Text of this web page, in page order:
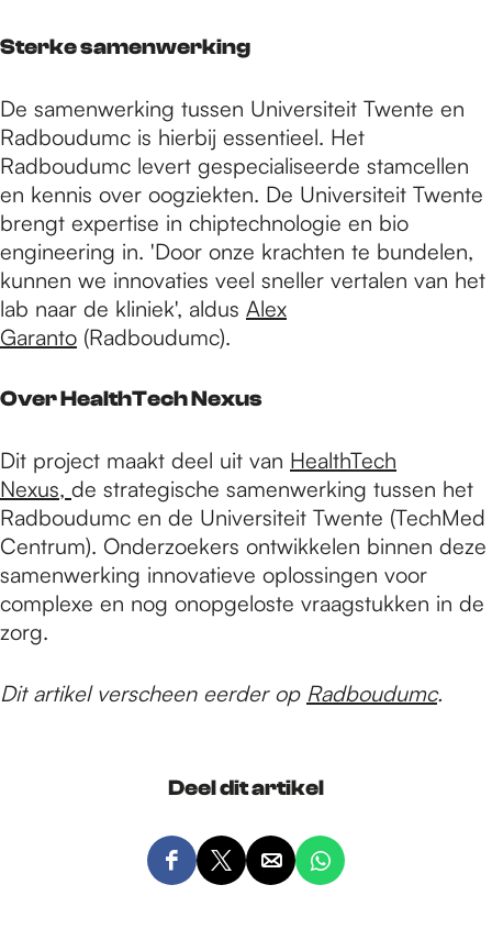
Sterke samenwerking
De samenwerking tussen Universiteit Twente en
Radboudumc is hierbij essentieel. Het
Radboudumc levert gespecialiseerde stamcellen
en kennis over oogziekten. De Universiteit Twente
brengt expertise in chiptechnologie en bio
engineering in. 'Door onze krachten te bundelen,
kunnen we innovaties veel sneller vertalen van het
lab naar de kliniek', aldus Alex
Garanto (Radboudumc).
Over HealthTech Nexus
Dit project maakt deel uit van HealthTech
Nexus, de strategische samenwerking tussen het
Radboudumc en de Universiteit Twente (TechMed
Centrum). Onderzoekers ontwikkelen binnen deze
samenwerking innovatieve oplossingen voor
complexe en nog onopgeloste vraagstukken in de
zorg.
Dit artikel verscheen eerder op Radboudumc.
Deel dit artikel
D
D
D
D